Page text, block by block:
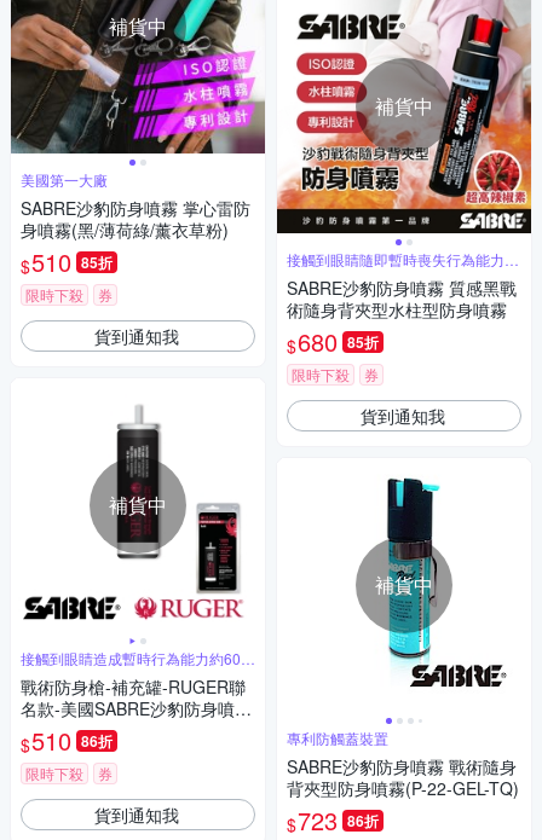
補貨中
美國第一大廠
SABRE沙豹防身噴霧 掌心雷防
身噴霧(黑/薄荷綠/薰衣草粉)
$510 85折
限時下殺 券
貨到通知我
補貨中
接觸到眼睛造成暫時行為能力約60分
鐘
戰術防身槍-補充罐-RUGER聯
名款-美國SABRE沙豹防身噴霧
器 (RU-LJ-R)
$510 86折
限時下殺 券
貨到通知我
補貨中
接觸到眼睛隨即暫時喪失行為能力約
60分鐘
SABRE沙豹防身噴霧 質感黑戰
術隨身背夾型水柱型防身噴霧
$680 85折
限時下殺 券
貨到通知我
補貨中
專利防觸蓋裝置
SABRE沙豹防身噴霧 戰術隨身
背夾型防身噴霧(P-22-GEL-TQ)
$723 86折